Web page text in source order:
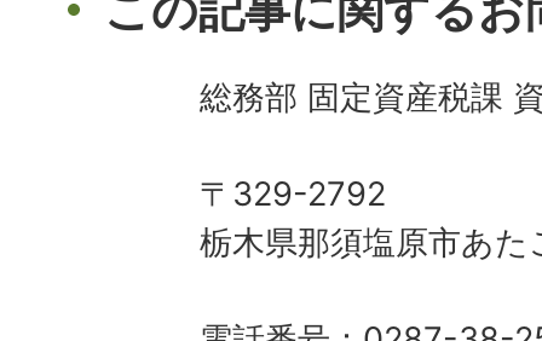
総務部 固定資産税課
〒329-2792
栃木県那須塩原市あた